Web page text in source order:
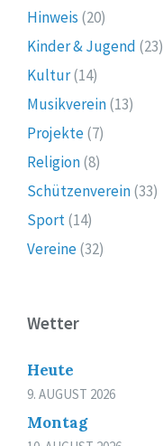
Hinweis (20)
Kinder & Jugend (23)
Kultur(14)
Musikverein(13)
Projekte(7)
Religion(8)
Schützenverein(33)
Sport(14)
Vereine(32)
Wetter
Heute
9. AUGUST 2026
Montag